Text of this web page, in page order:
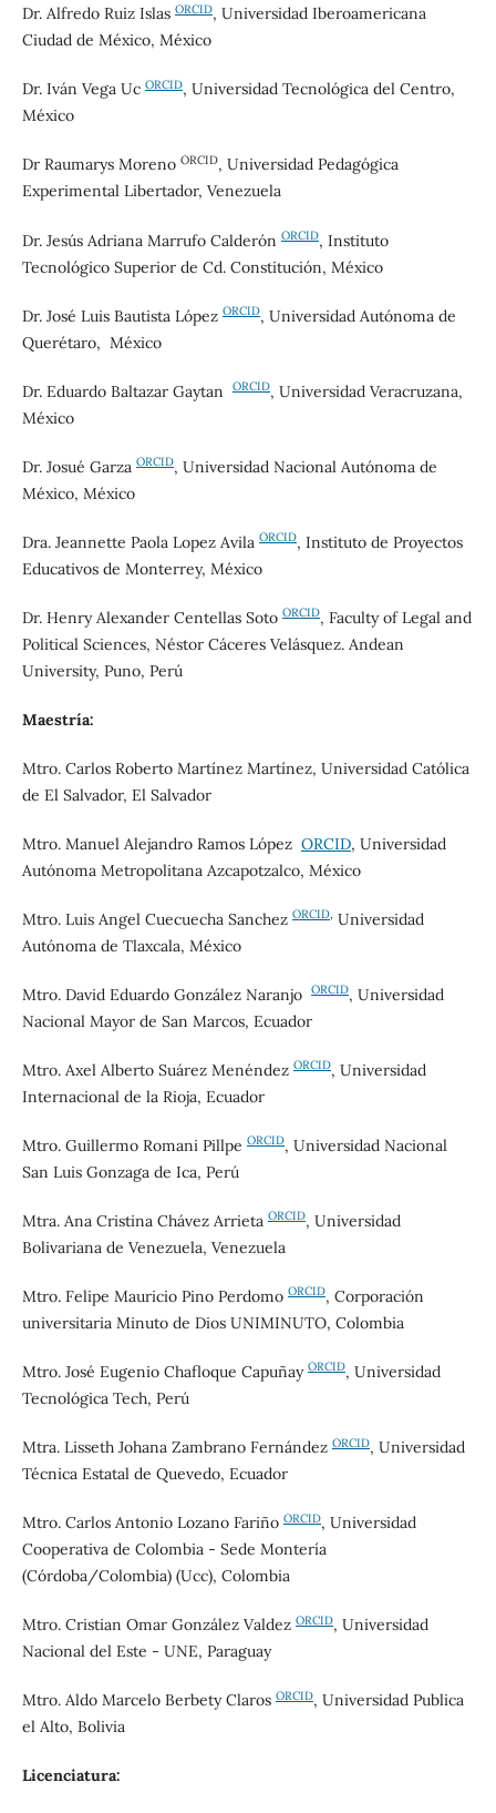
Dr. Alfredo Ruiz Islas ORCID, Universidad Iberoamericana
Ciudad de México, México
Dr. Iván Vega Uc ORCID, Universidad Tecnológica del Centro,
México
Dr Raumarys Moreno ORCID, Universidad Pedagógica
Experimental Libertador, Venezuela
Dr. Jesús Adriana Marrufo Calderón ORCID, Instituto
Tecnológico Superior de Cd. Constitución, México
Dr. José Luis Bautista López ORCID, Universidad Autónoma de
Querétaro, México
Dr. Eduardo Baltazar Gaytan ORCID, Universidad Veracruzana,
México
Dr. Josué Garza ORCID, Universidad Nacional Autónoma de
México, México
Dra. Jeannette Paola Lopez Avila ORCID, Instituto de Proyectos
Educativos de Monterrey, México
Dr. Henry Alexander Centellas Soto ORCID, Faculty of Legal and
Political Sciences, Néstor Cáceres Velásquez. Andean
University, Puno, Perú
Maestría:
Mtro. Carlos Roberto Martínez Martínez, Universidad Católica
de El Salvador, El Salvador
Mtro. Manuel Alejandro Ramos López ORCID, Universidad
Autónoma Metropolitana Azcapotzalco, México
Mtro. Luis Angel Cuecuecha Sanchez ORCID, Universidad
Autónoma de Tlaxcala, México
Mtro. David Eduardo González Naranjo ORCID, Universidad
Nacional Mayor de San Marcos, Ecuador
Mtro. Axel Alberto Suárez Menéndez ORCID, Universidad
Internacional de la Rioja, Ecuador
Mtro. Guillermo Romani Pillpe ORCID, Universidad Nacional
San Luis Gonzaga de Ica, Perú
Mtra. Ana Cristina Chávez Arrieta ORCID, Universidad
Bolivariana de Venezuela, Venezuela
Mtro. Felipe Mauricio Pino Perdomo ORCID, Corporación
universitaria Minuto de Dios UNIMINUTO, Colombia
Mtro. José Eugenio Chafloque Capuñay ORCID, Universidad
Tecnológica Tech, Perú
Mtra. Lisseth Johana Zambrano Fernández ORCID, Universidad
Técnica Estatal de Quevedo, Ecuador
Mtro. Carlos Antonio Lozano Fariño ORCID, Universidad
Cooperativa de Colombia - Sede Montería
(Córdoba/Colombia) (Ucc), Colombia
Mtro. Cristian Omar González Valdez ORCID, Universidad
Nacional del Este - UNE, Paraguay
Mtro. Aldo Marcelo Berbety Claros ORCID, Universidad Publica
el Alto, Bolivia
Licenciatura: